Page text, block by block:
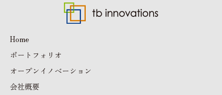
Home
ポートフォリオ
オープンイノベーション
会社概要